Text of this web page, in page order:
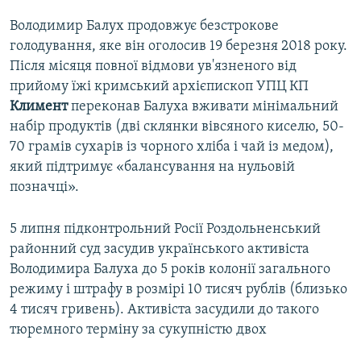
Володимир Балух продовжує безстрокове
голодування, яке він оголосив 19 березня 2018 року.
Після місяця повної відмови ув'язненого від
прийому їжі кримський архієпископ УПЦ КП
Климентпереконав Балуха вживати мінімальний
набір продуктів (дві склянки вівсяного киселю, 50-
70 грамів сухарів із чорного хліба і чай із медом),
який підтримує «балансування на нульовій
позначці».
5 липня підконтрольний Росії Роздольненський
районний суд засудив українського активіста
Володимира Балуха до 5 років колонії загального
режиму і штрафу в розмірі 10 тисяч рублів (близько
4 тисяч гривень). Активіста засудили до такого
тюремного терміну за сукупністю двох